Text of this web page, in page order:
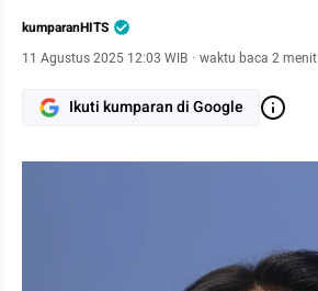
kumparanHITS
11 Agustus 2025 12:03 WIB · waktu baca 2 menit
Ikuti kumparan di Google